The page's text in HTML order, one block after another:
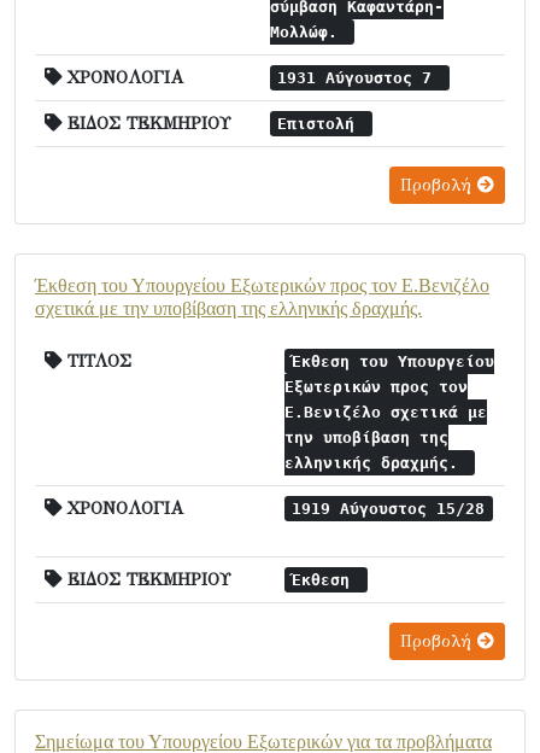
σύμβαση Καφαντάρη-
Μολλώφ.
ΧΡΟΝΟΛΟΓΙΑ 1931 Αύγουστος 7
ΕΙΔΟΣ ΤΕΚΜΗΡΙΟΥ Επιστολή
Προβολή
Έκθεση του Υπουργείου Εξωτερικών προς τον Ε.Βενιζέλο
σχετικά με την υποβίβαση της ελληνικής δραχμής.
ΤΙΤΛΟΣ
Έκθεση του Υπουργείου
Εξωτερικών προς τον
Ε.Βενιζέλο σχετικά με
την υποβίβαση της
ελληνικής δραχμής.
ΧΡΟΝΟΛΟΓΙΑ 1919 Αύγουστος 15/28
ΕΙΔΟΣ ΤΕΚΜΗΡΙΟΥ Έκθεση
Προβολή
Σημείωμα του Υπουργείου Εξωτερικών για τα προβλήματα